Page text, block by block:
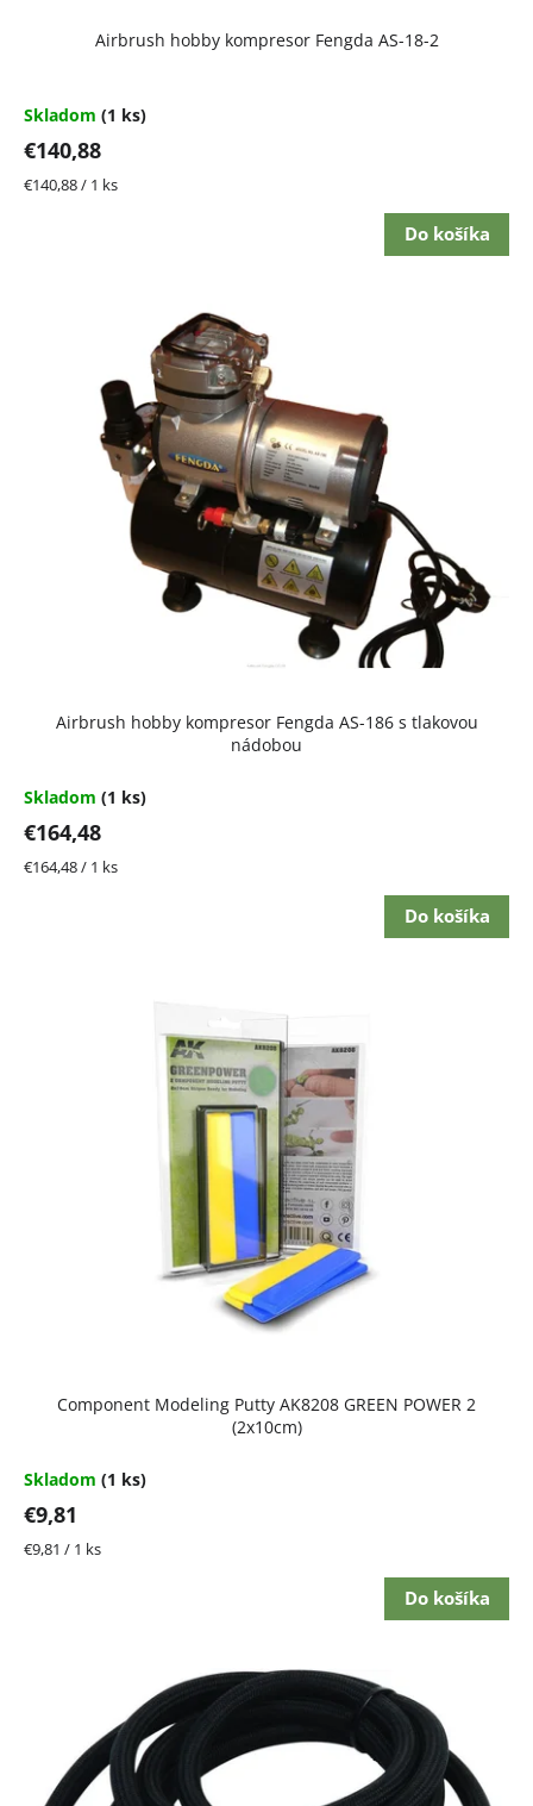
Airbrush hobby kompresor Fengda AS-18-2
Skladom (1 ks)
€140,88
Jednotková
€140,88 / 1 ks
Do košíka
Airbrush hobby kompresor Fengda AS-186 s tlakovou
nádobou
Skladom (1 ks)
€164,48
Jednotková
€164,48 / 1 ks
Do košíka
Component Modeling Putty AK8208 GREEN POWER 2
(2x10cm)
Skladom (1 ks)
€9,81
Jednotková
€9,81 / 1 ks
Do košíka